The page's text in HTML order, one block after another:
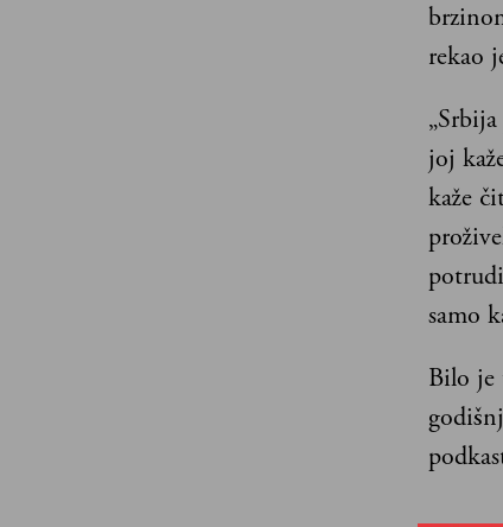
rekao
joj
kaže
samo
Bilo je